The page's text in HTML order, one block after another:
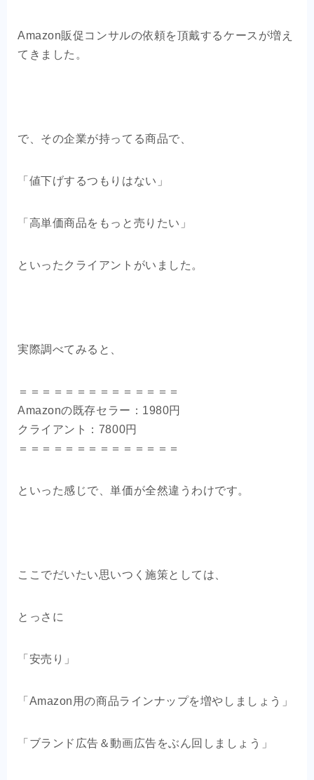
Amazon販促コンサルの依頼を頂戴するケースが増え
てきました。
で、その企業が持ってる商品で、
「値下げするつもりはない」
「高単価商品をもっと売りたい」
といったクライアントがいました。
実際調べてみると、
＝＝＝＝＝＝＝＝＝＝＝＝＝＝
Amazonの既存セラー：1980円
クライアント：7800円
＝＝＝＝＝＝＝＝＝＝＝＝＝＝
といった感じで、単価が全然違うわけです。
ここでだいたい思いつく施策としては、
とっさに
「安売り」
「Amazon用の商品ラインナップを増やしましょう」
「ブランド広告＆動画広告をぶん回しましょう」